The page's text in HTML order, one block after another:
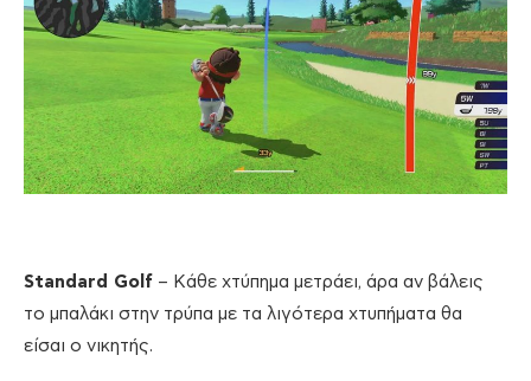
Standard Golf – Κάθε χτύπημα μετράει, άρα αν βάλεις
το μπαλάκι στην τρύπα με τα λιγότερα χτυπήματα θα
είσαι ο νικητής.